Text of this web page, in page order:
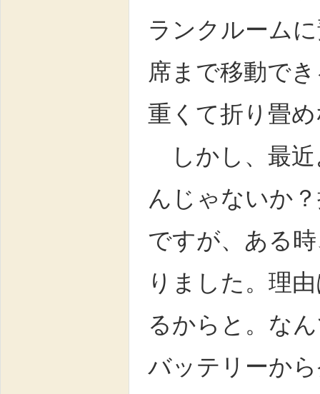
ランクルーム
席まで移動で
重くて折り畳
しかし、最近
んじゃないか
ですが、ある
りました。理
るからと。な
バッテリーか